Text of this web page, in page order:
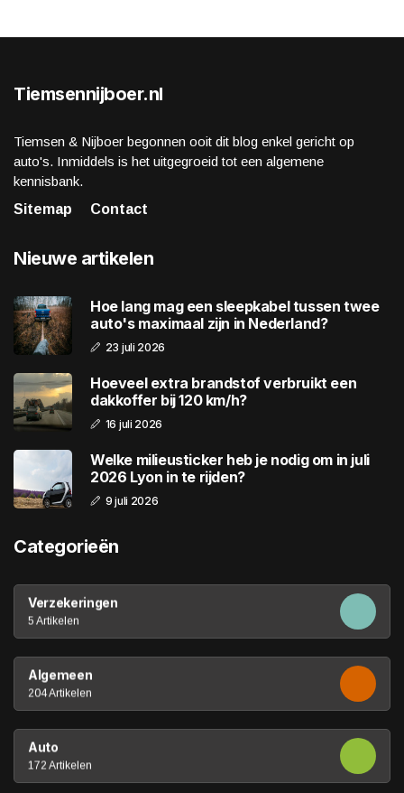
Tiemsennijboer.nl
Tiemsen & Nijboer begonnen ooit dit blog enkel gericht op
auto's. Inmiddels is het uitgegroeid tot een algemene
kennisbank.
Sitemap
Contact
Nieuwe artikelen
Hoe lang mag een sleepkabel tussen twee
auto's maximaal zijn in Nederland?
23 juli 2026
Hoeveel extra brandstof verbruikt een
dakkoffer bij 120 km/h?
16 juli 2026
Welke milieusticker heb je nodig om in juli
2026 Lyon in te rijden?
9 juli 2026
Categorieën
Verzekeringen
5 Artikelen
Algemeen
204 Artikelen
Auto
172 Artikelen